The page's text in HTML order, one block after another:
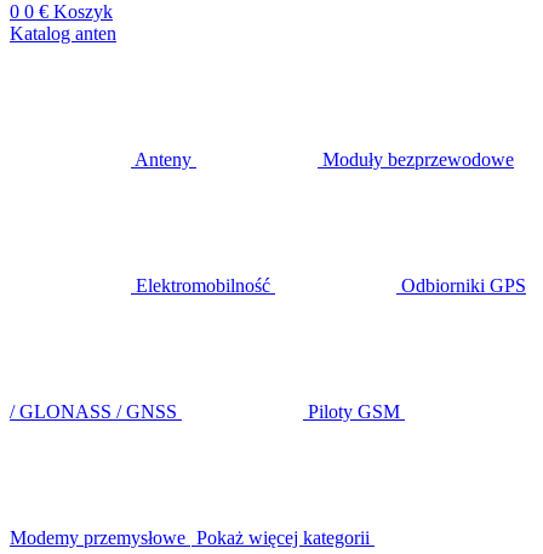
0 0 € Koszyk
Katalog anten
Anteny Moduły bezprzewodowe
Elektromobilność Odbiorniki GPS
/ GLONASS / GNSS Piloty GSM
Modemy przemysłowe Pokaż więcej kategorii